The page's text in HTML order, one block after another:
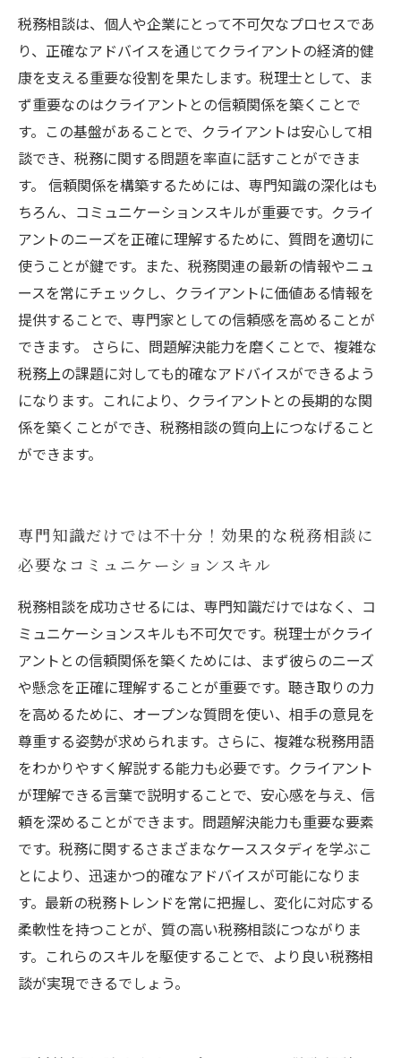
は？
クライアントのニーズを理解することで、税務
相談が変わる
長期的な信頼関係を築くために、税務相談をよ
り充実させる方法
税務相談は、個人や企業にとって不可欠なプロセスであ
り、正確なアドバイスを通じてクライアントの経済的健
康を支える重要な役割を果たします。税理士として、ま
ず重要なのはクライアントとの信頼関係を築くことで
す。この基盤があることで、クライアントは安心して相
談でき、税務に関する問題を率直に話すことができま
す。 信頼関係を構築するためには、専門知識の深化はも
ちろん、コミュニケーションスキルが重要です。クライ
アントのニーズを正確に理解するために、質問を適切に
使うことが鍵です。また、税務関連の最新の情報やニュ
ースを常にチェックし、クライアントに価値ある情報を
提供することで、専門家としての信頼感を高めることが
できます。 さらに、問題解決能力を磨くことで、複雑な
税務上の課題に対しても的確なアドバイスができるよう
になります。これにより、クライアントとの長期的な関
係を築くことができ、税務相談の質向上につなげること
ができます。
専門知識だけでは不十分！効果的な税務相談に
必要なコミュニケーションスキル
税務相談を成功させるには、専門知識だけではなく、コ
ミュニケーションスキルも不可欠です。税理士がクライ
アントとの信頼関係を築くためには、まず彼らのニーズ
や懸念を正確に理解することが重要です。聴き取りの力
を高めるために、オープンな質問を使い、相手の意見を
尊重する姿勢が求められます。さらに、複雑な税務用語
をわかりやすく解説する能力も必要です。クライアント
が理解できる言葉で説明することで、安心感を与え、信
頼を深めることができます。問題解決能力も重要な要素
です。税務に関するさまざまなケーススタディを学ぶこ
とにより、迅速かつ的確なアドバイスが可能になりま
す。最新の税務トレンドを常に把握し、変化に対応する
柔軟性を持つことが、質の高い税務相談につながりま
す。これらのスキルを駆使することで、より良い税務相
談が実現できるでしょう。